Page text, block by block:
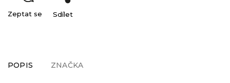
Zeptat se Sdílet
POPIS ZNAČKA